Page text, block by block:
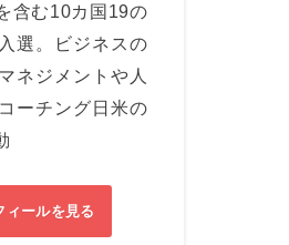
含む10カ国19の
選。ビジネスの
ネジメントや人
ーチング日米の
ィールを見る